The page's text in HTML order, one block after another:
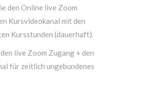
den Online live Zoom
Kursvideokanal mit den
Kursstunden (dauerhaft).
live Zoom Zugang + den
für zeitlich ungebundenes